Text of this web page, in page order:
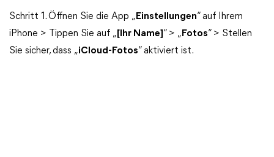
Schritt 1. Öffnen Sie die App „ Einstellungen“ auf Ihrem
iPhone > Tippen Sie auf „ [Ihr Name] “ > „ Fotos“ > Stellen
Sie sicher, dass „iCloud-Fotos“ aktiviert ist.